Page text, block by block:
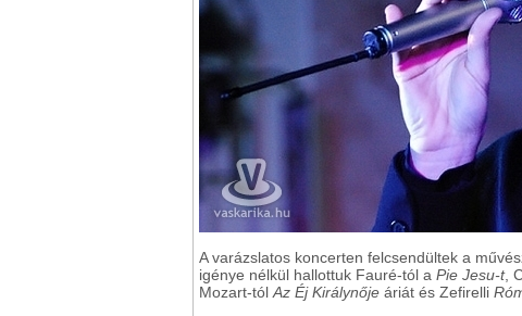
A varázslatos koncerten felcsendültek a
igénye nélkül hallottuk Fauré-tól a Pie Jesu-t,
Mozart-tól Az Éj Királynője áriát és Zefirelli